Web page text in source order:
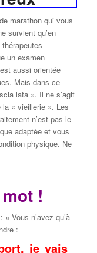
marathon qui vous
survient qu’en
un examen
aussi orientée
Mais dans ce
lata ». Il ne s’agit
la « vieillerie ». Les
n’est pas le
adaptée et vous
physique. Ne
!
« Vous n’avez qu’à
:
je vais